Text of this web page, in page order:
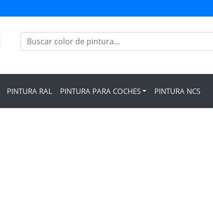
PINTURA RAL PINTURA PARA COCHES PINTURA NCS